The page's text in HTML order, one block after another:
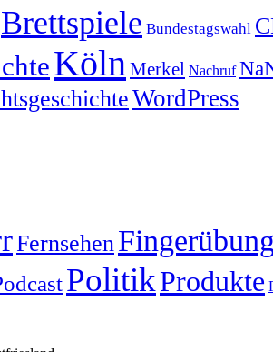
Brettspiele Bundestagswahl
KölnMerkel Nachruf
WordPress
Fernsehen
PolitikProdukte